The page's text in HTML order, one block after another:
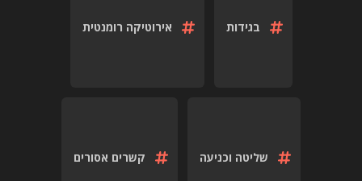
בגידות אירוטיקה רומנטית
שליטה וכניעה קשרים אסורים